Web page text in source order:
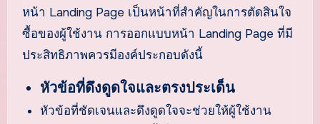
หน้า Landing Page เป็นหน้าที่สำคัญในการตัดสินใจ
ซื้อของผู้ใช้งาน การออกแบบหน้า Landing Page ที่มี
ประสิทธิภาพควรมีองค์ประกอบดังนี้
หัวข้อที่ดึงดูดใจและตรงประเด็น
หัวข้อที่ชัดเจนและดึงดูดใจจะช่วยให้ผู้ใช้งาน